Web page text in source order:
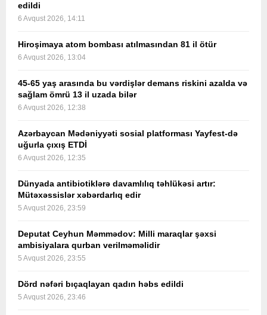
edildi
6 Avqust 2026, 14:11
Hiroşimaya atom bombası atılmasından 81 il ötür
6 Avqust 2026, 13:04
45-65 yaş arasında bu vərdişlər demans riskini azalda və
sağlam ömrü 13 il uzada bilər
6 Avqust 2026, 12:38
Azərbaycan Mədəniyyəti sosial platforması Yayfest-də
uğurla çıxış ETDİ
6 Avqust 2026, 12:35
Dünyada antibiotiklərə davamlılıq təhlükəsi artır:
Mütəxəssislər xəbərdarlıq edir
5 Avqust 2026, 23:59
Deputat Ceyhun Məmmədov: Milli maraqlar şəxsi
ambisiyalara qurban verilməməlidir
5 Avqust 2026, 23:55
Dörd nəfəri bıçaqlayan qadın həbs edildi
5 Avqust 2026, 23:46